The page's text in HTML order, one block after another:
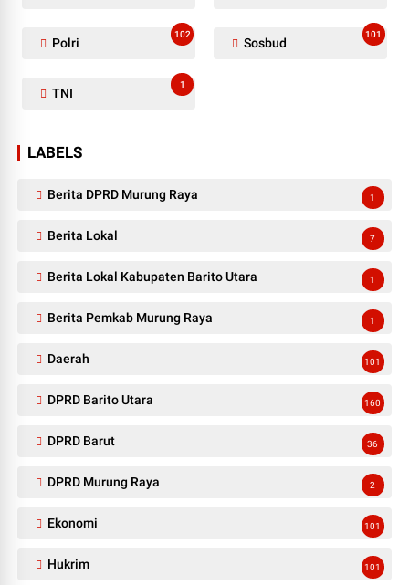
Polri
102
Sosbud
101
TNI
1
LABELS
Berita DPRD Murung Raya 1
Berita Lokal 7
Berita Lokal Kabupaten Barito Utara 1
Berita Pemkab Murung Raya 1
Daerah 101
DPRD Barito Utara 160
DPRD Barut 36
DPRD Murung Raya 2
Ekonomi 101
Hukrim 101